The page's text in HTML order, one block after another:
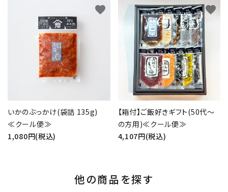
いかのぶっかけ(袋詰 135g)
≪クール便≫
1,080円(税込)
favorite
【箱付】ご飯好きギフト(50代～
の方用)≪クール便≫
4,107円(税込)
favorite
他の商品を探す